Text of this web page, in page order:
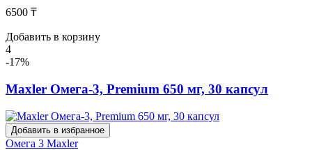
6500 ₸
Добавить в корзину
4
-17%
Maxler Омега-3, Premium 650 мг, 30 капсул
Добавить в избранное
Омега 3 Maxler